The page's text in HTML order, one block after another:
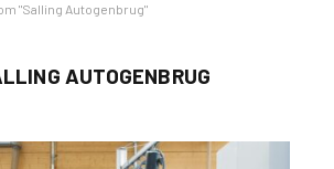
"Salling Autogenbrug"
AUTOGENBRUG